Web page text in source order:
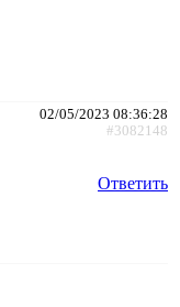
02/05/2023 08:36:28
#3082148
Ответить